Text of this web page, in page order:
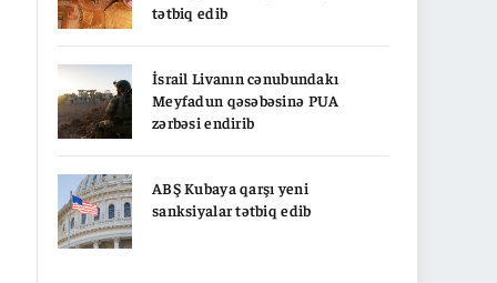
tətbiq edib
İsrail Livanın cənubundakı
Meyfadun qəsəbəsinə PUA
zərbəsi endirib
ABŞ Kubaya qarşı yeni
sanksiyalar tətbiq edib